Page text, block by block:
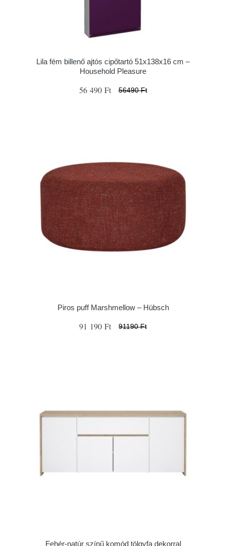
Lila fém billenő ajtós cipőtartó 51x138x16 cm –
Household Pleasure
56 490 Ft 56490 Ft
Piros puff Marshmellow – Hübsch
91 190 Ft 91190 Ft
Fehér-natúr színű komód tölgyfa dekorral